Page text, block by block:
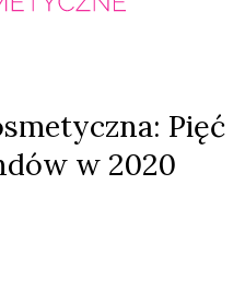
Pięć
w 2020